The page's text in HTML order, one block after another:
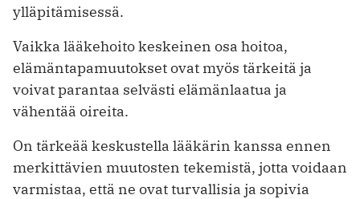
ylläpitämisessä.
Vaikka lääkehoito keskeinen osa hoitoa,
elämäntapamuutokset ovat myös tärkeitä ja
voivat parantaa selvästi elämänlaatua ja
vähentää oireita.
On tärkeää keskustella lääkärin kanssa ennen
merkittävien muutosten tekemistä, jotta voidaan
varmistaa, että ne ovat turvallisia ja sopivia